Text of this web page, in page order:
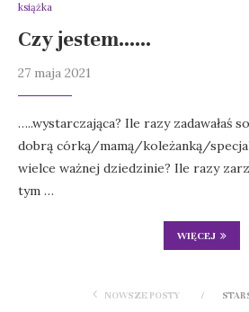
książka
Czy jestem……
27 maja 2021
…..wystarczająca? Ile razy zadawałaś
dobrą córką/mamą/koleżanką/
wielce ważnej dziedzinie? Ile razy
tym …
WIĘCEJ
NOWSZE POSTY